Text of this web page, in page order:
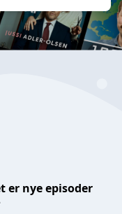
er nye episoder